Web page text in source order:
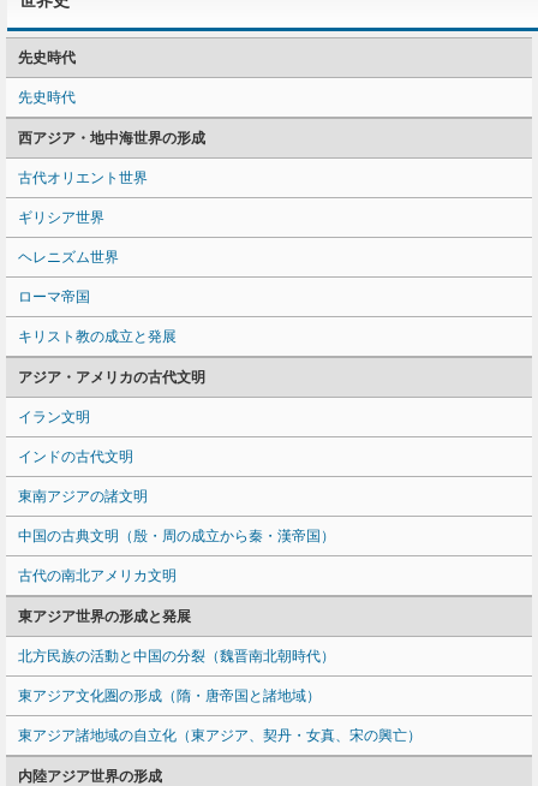
先史時代
先史時代
西アジア・地中海世界の形成
古代オリエント世界
ギリシア世界
ヘレニズム世界
ローマ帝国
キリスト教の成立と発展
アジア・アメリカの古代文明
イラン文明
インドの古代文明
東南アジアの諸文明
中国の古典文明（殷・周の成立から秦・漢帝国）
古代の南北アメリカ文明
東アジア世界の形成と発展
北方民族の活動と中国の分裂（魏晋南北朝時代）
東アジア文化圏の形成（隋・唐帝国と諸地域）
東アジア諸地域の自立化（東アジア、契丹・女真、宋の興亡）
内陸アジア世界の形成